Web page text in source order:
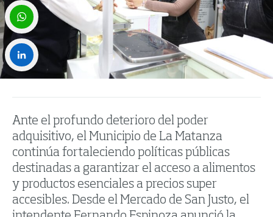
Ante el profundo deterioro del poder
adquisitivo, el Municipio de La Matanza
continúa fortaleciendo políticas públicas
destinadas a garantizar el acceso a alimentos
y productos esenciales a precios super
accesibles. Desde el Mercado de San Justo, el
Twitter
WhatsApp
LinkedIn